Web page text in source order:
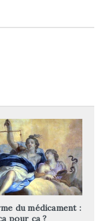
du médicament :
pour ça ?